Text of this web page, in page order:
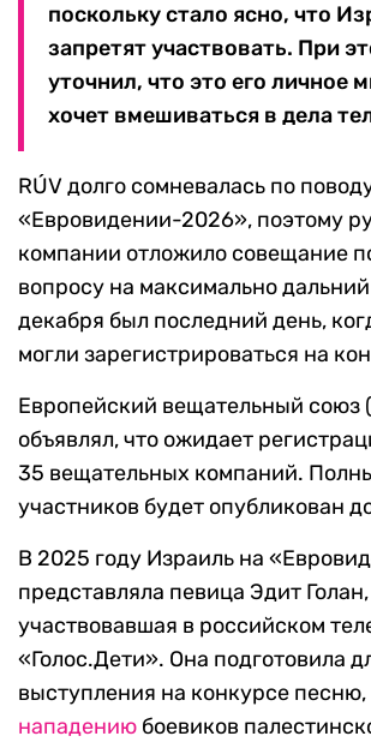
поскольку стало ясно, что
запретят участвовать. При
уточнил, что это его личное
хочет вмешиваться в дела
RÚV долго сомневалась по
«Евровидении-2026», поэтому
компании отложило совещание
вопросу на максимально
декабря был последний день,
могли зарегистрироваться на
Европейский вещательный союз
объявлял, что ожидает
35 вещательных компаний.
участников будет опубликован
В 2025 году Израиль на
представляла певица Эдит
участвовавшая в российском
«Голос.Дети». Она подготовила
выступления на конкурсе
нападению боевиков